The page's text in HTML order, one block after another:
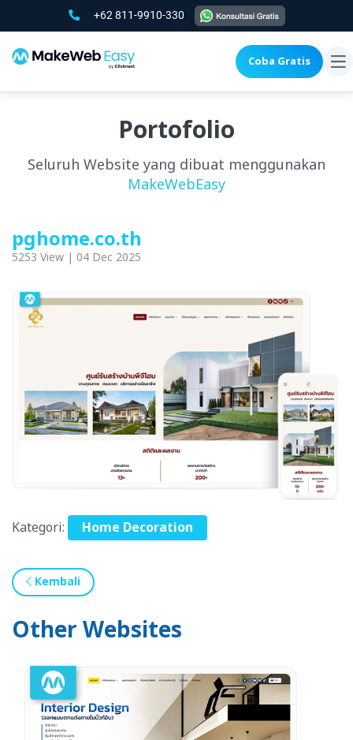
+62 811-9910-330
Coba Gratis
Portofolio
Seluruh Website yang dibuat menggunakan
MakeWebEasy
pghome.co.th
5253 View | 04 Dec 2025
Kategori: Home Decoration
Kembali
Other Websites